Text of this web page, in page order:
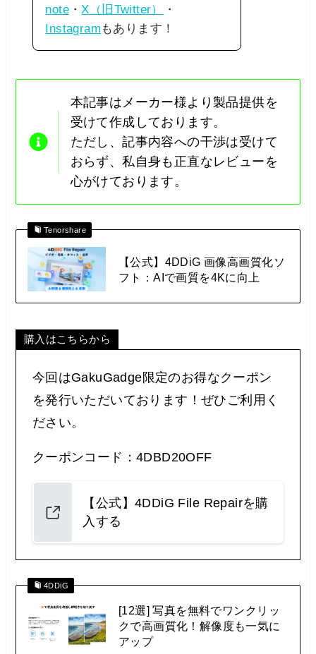
note ・X（旧Twitter）
・
Instagram もあります！
本記事はメーカー様より製品提供を
受けて作成しております。
ただし、記事内容への干渉は受けて
おらず、私自身も正直なレビューを
心がけております。
Tenorshare
【公式】4DDiG 画像高画質化ソ
フト：AIで画質を4Kに向上
購入はこちらから
今回はGakuGadge限定のお得なクーポン
を発行いただいております！ぜひご利用く
ださい。
クーポンコード：4DBD20OFF
【公式】4DDiG File Repairを購
入する
4DDiG
[12選] 写真を無料でワンクリッ
クで高画質化！解像度も一気に
アップ